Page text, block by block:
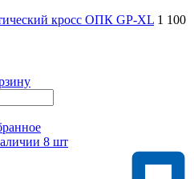
кросс ОПК GP-XL 1 100
8 шт